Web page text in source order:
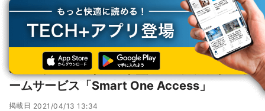
TECH+ 企業IT
セキュリティ
SCSK、フルマネージド型SASEプラットフォームサービス「Smart One
SCSK、フルマネージド型SASEプラットフォ
ームサービス「Smart One Access」
掲載日 2021/04/13 13:34